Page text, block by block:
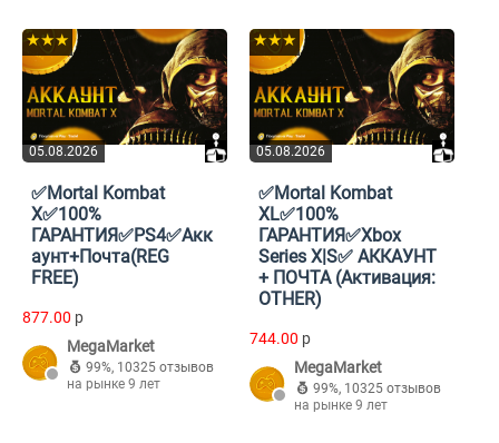
05.08.2026
★★★
✅Mortal Kombat
X✅100%
ГАРАНТИЯ✅PS4✅Акк
аунт+Почта(REG
FREE)
877.00 p
MegaMarket
99%, 10325 отзывов
на рынке 9 лет
05.08.2026
★★★
✅Mortal Kombat
XL✅100%
ГАРАНТИЯ✅Xbox
Series X|S✅ АККАУНТ
+ ПОЧТА (Активация:
OTHER)
744.00 p
MegaMarket
99%, 10325 отзывов
на рынке 9 лет